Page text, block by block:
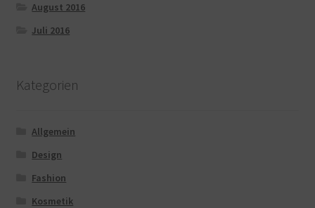
August 2016
Juli 2016
Kategorien
Allgemein
Design
Fashion
Kosmetik